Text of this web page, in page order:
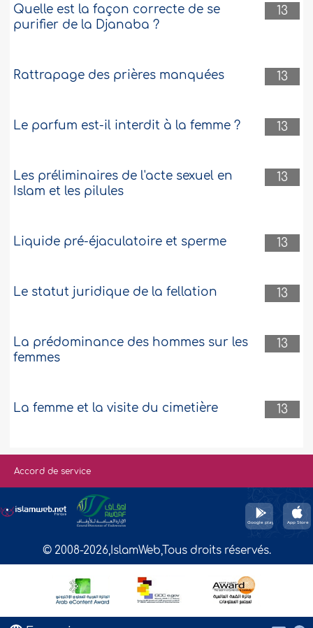
13
Quelle est la façon correcte de se
purifier de la Djanaba ?
13
Rattrapage des prières manquées
13
Le parfum est-il interdit à la femme ?
13
Les préliminaires de l'acte sexuel en
Islam et les pilules
13
Liquide pré-éjaculatoire et sperme
13
Le statut juridique de la fellation
13
La prédominance des hommes sur les
femmes
13
La femme et la visite du cimetière
Accord de service
© 2008-2026,IslamWeb,Tous droits réservés.